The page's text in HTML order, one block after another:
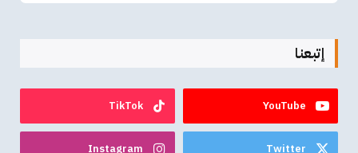
إتبعنا
YouTube
TikTok
Twitter
Instagram